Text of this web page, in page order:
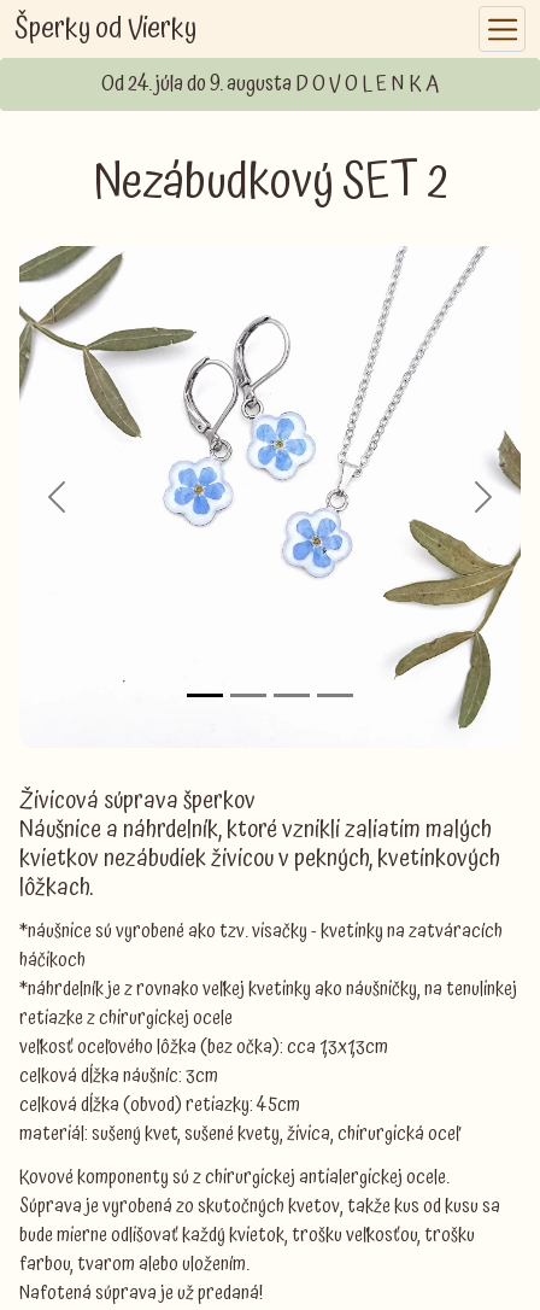
Šperky od Vierky
Od 24. júla do 9. augusta D O V O L E N K A
Nezábudkový SET 2
Previous Next
Živicová súprava šperkov
Náušnice a náhrdelník, ktoré vznikli zaliatim malých
kvietkov nezábudiek živicou v pekných, kvetinkových
lôžkach.
*náušnice sú vyrobené ako tzv. visačky - kvetinky na zatváracích
háčikoch
*náhrdelník je z rovnako veľkej kvetinky ako náušničky, na tenulinkej
retiazke z chirurgickej ocele
veľkosť oceľového lôžka (bez očka): cca 1,3x1,3cm
celková dĺžka náušníc: 3cm
celková dĺžka (obvod) retiazky: 45cm
materiál: sušený kvet, sušené kvety, živica, chirurgická oceľ
Kovové komponenty sú z chirurgickej antialergickej ocele.
Súprava je vyrobená zo skutočných kvetov, takže kus od kusu sa
bude mierne odlišovať každý kvietok, trošku veľkosťou, trošku
farbou, tvarom alebo uložením.
Nafotená súprava je už predaná!